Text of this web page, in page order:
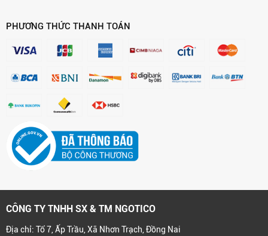
PHƯƠNG THỨC THANH TOÁN
CÔNG TY TNHH SX & TM NGOTICO
Địa chỉ: Tổ 7, Ấp Trầu, Xã Nhơn Trạch, Đồng Nai